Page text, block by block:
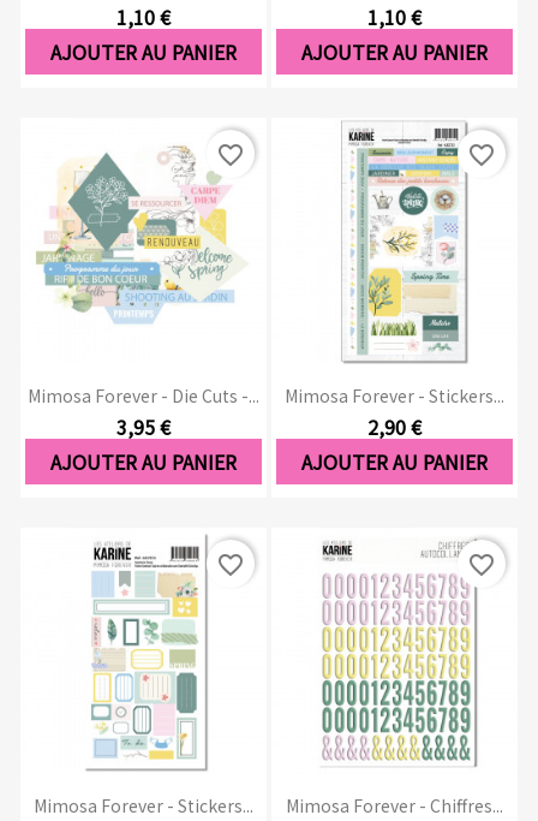
1,10 €
AJOUTER AU PANIER
1,10 €
AJOUTER AU PANIER
Mimosa Forever - Die Cuts -...
3,95 €
AJOUTER AU PANIER
favorite_border
Mimosa Forever - Stickers...
2,90 €
AJOUTER AU PANIER
favorite_border
Mimosa Forever - Stickers...
favorite_border
Mimosa Forever - Chiffres...
favorite_border